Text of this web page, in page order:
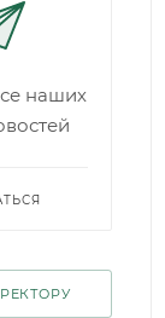
наших